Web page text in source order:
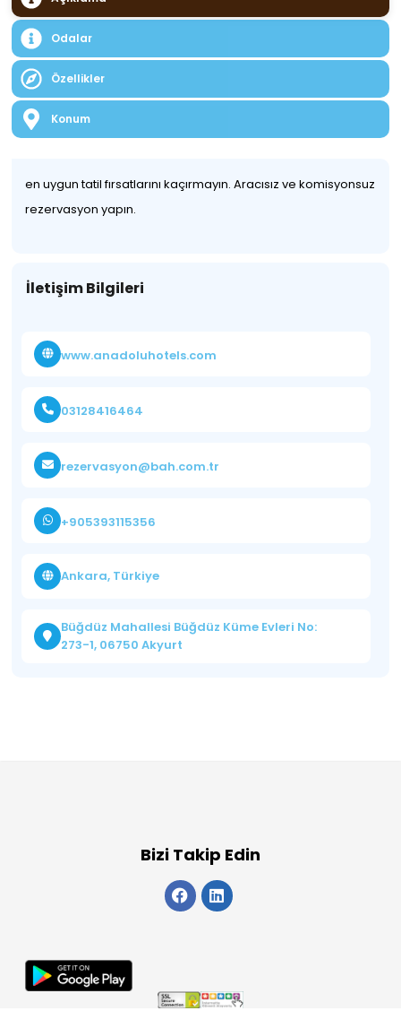
Odalar
Özellikler
Konum
en uygun tatil fırsatlarını kaçırmayın. Aracısız ve komisyonsuz
rezervasyon yapın.
İletişim Bilgileri
www.anadoluhotels.com
03128416464
rezervasyon@bah.com.tr
+905393115356
Ankara, Türkiye
Büğdüz Mahallesi Büğdüz Küme Evleri No:
273-1, 06750 Akyurt
Bizi Takip Edin